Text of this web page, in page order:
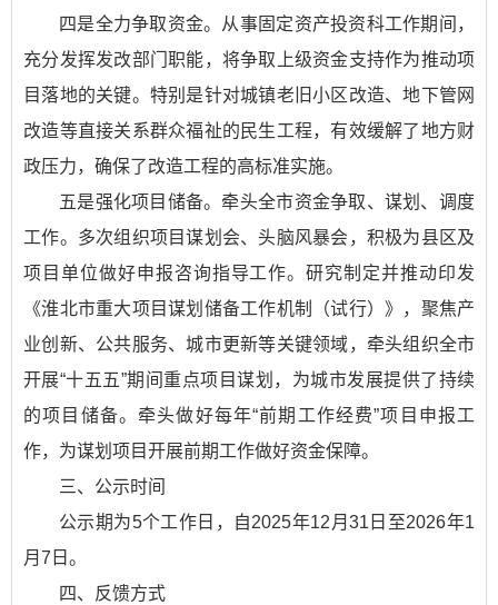
四是全力争取资金。从事固定资产投资科工作期间，
充分发挥发改部门职能，将争取上级资金支持作为推动项
目落地的关键。特别是针对城镇老旧小区改造、地下管网
改造等直接关系群众福祉的民生工程，有效缓解了地方财
政压力，确保了改造工程的高标准实施。
五是强化项目储备。牵头全市资金争取、谋划、调度
工作。多次组织项目谋划会、头脑风暴会，积极为县区及
项目单位做好申报咨询指导工作。研究制定并推动印发
《淮北市重大项目谋划储备工作机制（试行）》，聚焦产
业创新、公共服务、城市更新等关键领域，牵头组织全市
开展“十五五”期间重点项目谋划，为城市发展提供了持续
的项目储备。牵头做好每年“前期工作经费”项目申报工
作，为谋划项目开展前期工作做好资金保障。
三、公示时间
公示期为5个工作日，自2025年12月31日至2026年1
月7日。
四、反馈方式